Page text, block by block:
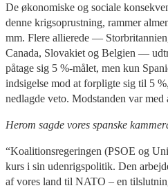
De økonomiske og sociale
denne krigsoprustning, rammer
mm. Flere allierede —
Canada, Slovakiet og Belgien —
påtage sig 5 %-målet, men kun
indsigelse mod at forpligte sig til 5
nedlagde veto. Modstanden var
Herom sagde vores spanske
“Koalitionsregeringen (PSOE og
kurs i sin udenrigspolitik. Den
af vores land til NATO – en